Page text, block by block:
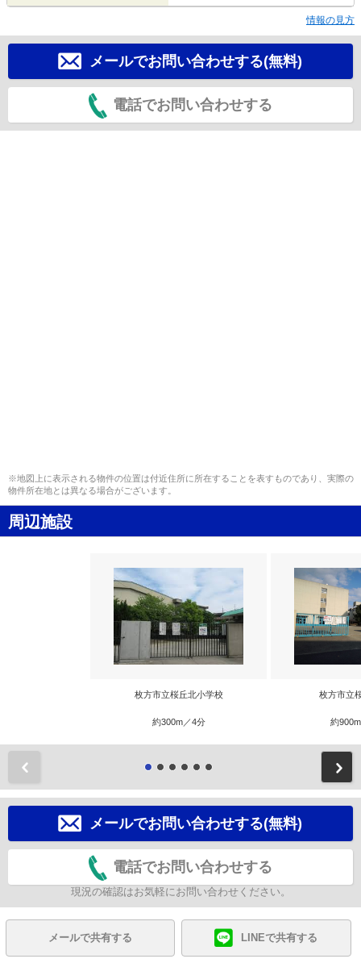
情報の見方
メールでお問い合わせする(無料)
電話でお問い合わせする
※地図上に表示される物件の位置は付近住所に所在することを表すものであり、実際の
物件所在地とは異なる場合がございます。
周辺施設
枚方市立桜丘北小学校
約300m／4分
枚方市立
約
メールでお問い合わせする(無料)
電話でお問い合わせする
現況の確認はお気軽にお問い合わせください。
メールで共有する LINEで共有する